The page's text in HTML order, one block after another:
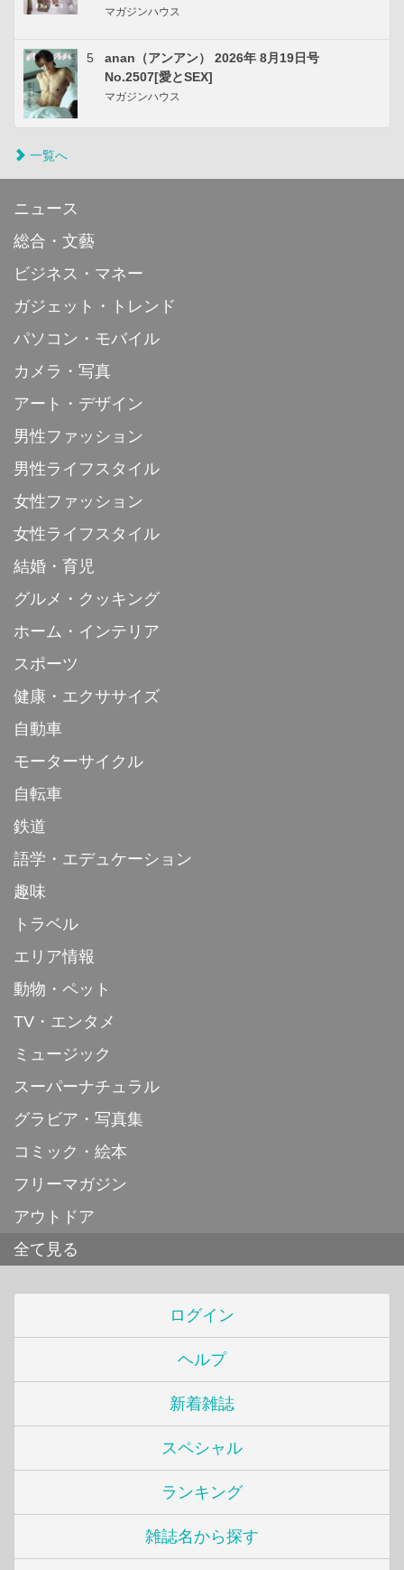
マガジンハウス
5
anan（アンアン） 2026年 8月19日号
No.2507[愛とSEX]
マガジンハウス
一覧へ
ニュース
総合・文藝
ビジネス・マネー
ガジェット・トレンド
パソコン・モバイル
カメラ・写真
アート・デザイン
男性ファッション
男性ライフスタイル
女性ファッション
女性ライフスタイル
結婚・育児
グルメ・クッキング
ホーム・インテリア
スポーツ
健康・エクササイズ
自動車
モーターサイクル
自転車
鉄道
語学・エデュケーション
趣味
トラベル
エリア情報
動物・ペット
TV・エンタメ
ミュージック
スーパーナチュラル
グラビア・写真集
コミック・絵本
フリーマガジン
アウトドア
全て見る
ログイン
ヘルプ
新着雑誌
スペシャル
ランキング
雑誌名から探す